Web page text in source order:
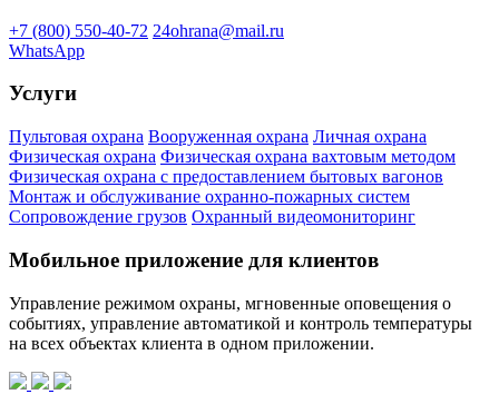
+7 (800) 550-40-72 24ohrana@mail.ru
WhatsApp
Услуги
Пультовая охрана Вооруженная охрана Личная охрана
Физическая охрана Физическая охрана вахтовым методом
Физическая охрана с предоставлением бытовых вагонов
Монтаж и обслуживание охранно-пожарных систем
Сопровождение грузов Охранный видеомониторинг
Мобильное приложение для клиентов
Управление режимом охраны, мгновенные оповещения о
событиях, управление автоматикой и контроль температуры
на всех объектах клиента в одном приложении.